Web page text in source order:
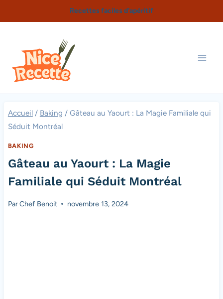
au
Recettes faciles d'apéritif
Accueil / Baking / Gâteau au Yaourt : La Magie Familiale qui
Séduit Montréal
BAKING
Gâteau au Yaourt : La Magie
Familiale qui Séduit Montréal
ParChef Benoit novembre 13, 2024